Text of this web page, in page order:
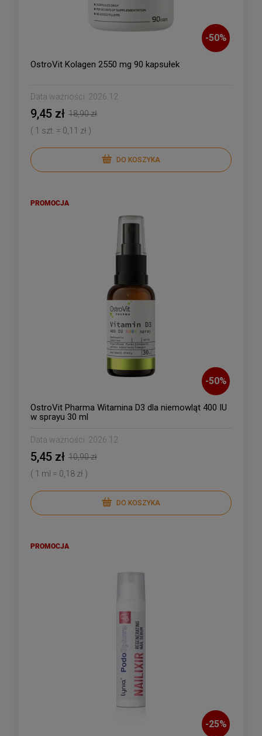
-50%
OstroVit Kolagen 2550 mg 90 kapsułek
Data ważności: 2026.12
9,45 zł 18,90 zł
( 1 szt. = 0,11 zł )
DO KOSZYKA
-50%
OstroVit Pharma Witamina D3 dla niemowląt 400 IU
w sprayu 30 ml
Data ważności: 2026.12
5,45 zł 10,90 zł
( 1 ml = 0,18 zł )
DO KOSZYKA
PROMOCJA
-25%
PROMOCJA